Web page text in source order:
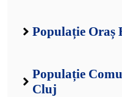
Populație Oraș
Populație
Cluj